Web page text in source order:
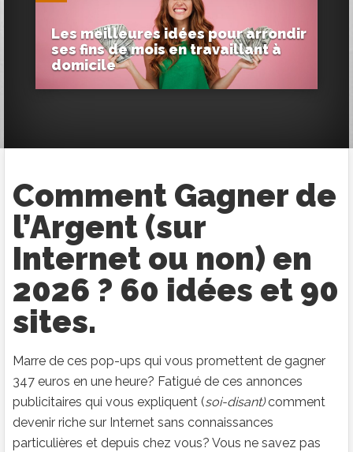
Les meilleures idées pour arrondir
ses fins de mois en travaillant à
domicile
Comment Gagner de
l’Argent (sur
Internet ou non) en
2026 ? 60 idées et 90
sites.
Marre de ces pop-ups qui vous promettent de gagner
347 euros en une heure? Fatigué de ces annonces
publicitaires qui vous expliquent (soi-disant)comment
devenir riche sur Internet sans connaissances
particulières et depuis chez vous? Vous ne savez pas